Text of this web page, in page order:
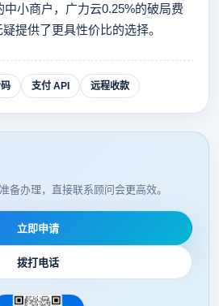
中小商户，广力云0.25%的破局费
提供了更具性价比的选择。
支付 API 远程收款
备办理，直接联系顾问会更高效。
立即申请
拨打电话